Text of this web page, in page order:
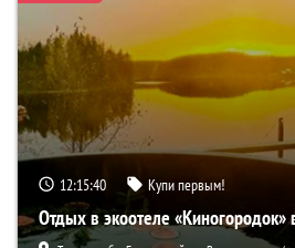
12:15:38 Купи первым!
Отдых в экоотеле «Киногородок»